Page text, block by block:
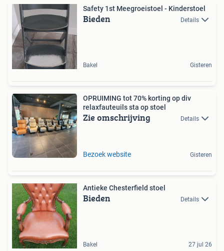
Safety 1st Meegroeistoel - Kinderstoel
Bieden Details
Bakel Gisteren
OPRUIMING tot 70% korting op div
relaxfauteuils sta op stoel
Zie omschrijving Details
Bezoek website Gisteren
Antieke Chesterfield stoel
Bieden Details
Bakel 27 jul 26